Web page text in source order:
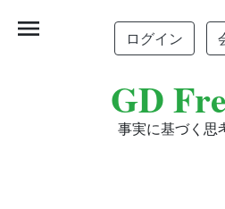
ログイン
GD
事実に基づく思
menu